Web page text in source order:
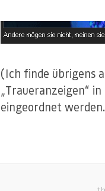
(Ich finde übrigens
„Traueranzeigen“
eingeordnet